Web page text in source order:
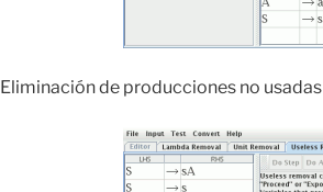
Eliminación de producciones no usadas